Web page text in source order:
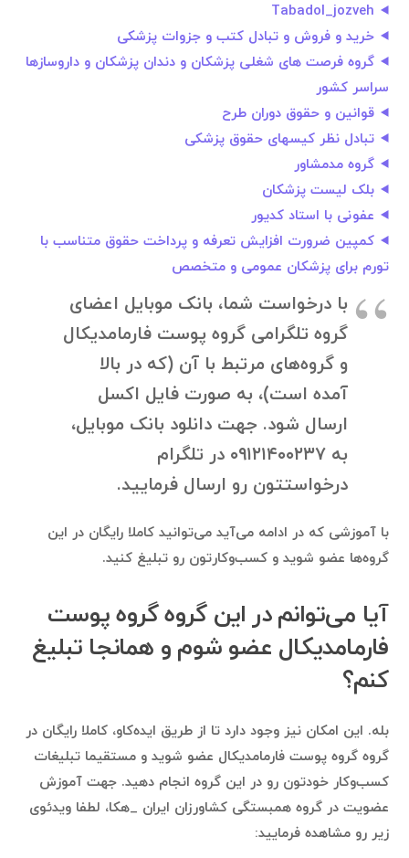
Tabadol_jozveh
خرید و فروش و تبادل کتب و جزوات پزشکی
گروه فرصت های شغلی پزشکان و دندان پزشکان و داروسازها
سراسر کشور
قوانین و حقوق دوران طرح
تبادل نظر کیسهای حقوق پزشکی
گروه مدمشاور
بلک لیست پزشکان
عفونی با استاد کدیور
کمپین ضرورت افزایش تعرفه و پرداخت حقوق متناسب با
تورم برای پزشکان عمومی و متخصص
با درخواست شما، بانک موبایل اعضای
گروه تلگرامی گروه پوست فارمامدیکال
و گروه‌های مرتبط با آن (که در بالا
آمده است)، به صورت فایل اکسل
ارسال شود. جهت دانلود بانک موبایل،
به ۰۹۱۲۱۴۰۰۲۳۷ در تلگرام
درخواستتون رو ارسال فرمایید.
با آموزشی که در ادامه می‌آید می‌توانید کاملا رایگان در این
گروه‌ها عضو شوید و کسب‌وکارتون رو تبلیغ کنید.
آیا می‌توانم در این گروه گروه پوست
فارمامدیکال عضو شوم و همانجا تبلیغ
کنم؟
بله. این امکان نیز وجود دارد تا از طریق ایده‌کاو، کاملا رایگان در
گروه گروه پوست فارمامدیکال عضو شوید و مستقیما تبلیغات
کسب‌وکار خودتون رو در این گروه انجام دهید. جهت آموزش
عضویت در گروه همبستگی کشاورزان ایران _هکا، لطفا ویدئوی
زیر رو مشاهده فرمایید: